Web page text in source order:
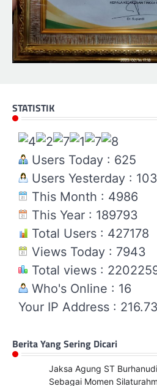
STATISTIK
Users Today : 625
Users Yesterday :
This Month : 4986
This Year : 189793
Total Users : 427178
Views Today : 7943
Total views :
Who's Online : 16
Your IP Address :
Berita Yang Sering Dicari
Jaksa Agung ST
Sebagai Momen